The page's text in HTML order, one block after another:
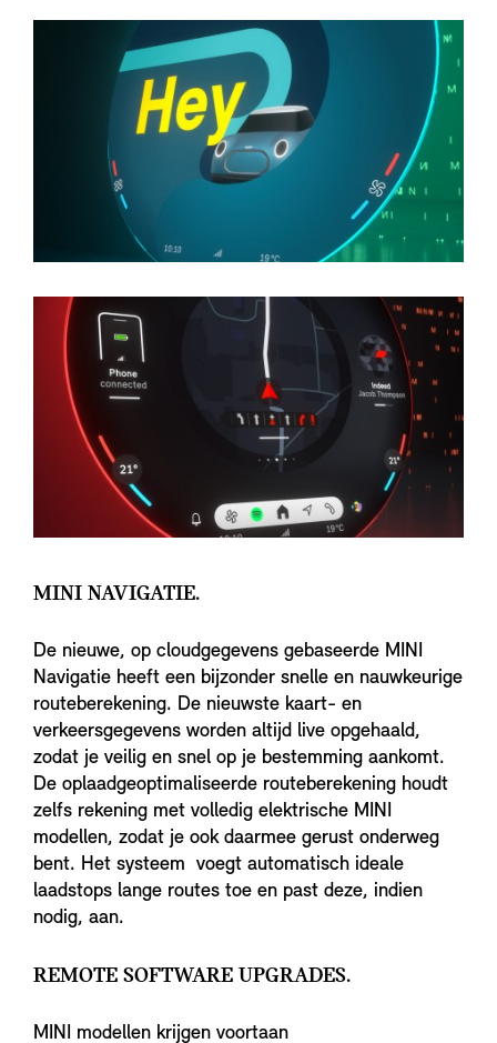
MINI NAVIGATIE.
De nieuwe, op cloudgegevens gebaseerde MINI
Navigatie heeft een bijzonder snelle en nauwkeurige
routeberekening. De nieuwste kaart- en
verkeersgegevens worden altijd live opgehaald,
zodat je veilig en snel op je bestemming aankomt.
De oplaadgeoptimaliseerde routeberekening houdt
zelfs rekening met volledig elektrische MINI
modellen, zodat je ook daarmee gerust onderweg
bent. Het systeem voegt automatisch ideale
laadstops lange routes toe en past deze, indien
nodig, aan.
REMOTE SOFTWARE UPGRADES.
MINI modellen krijgen voortaan